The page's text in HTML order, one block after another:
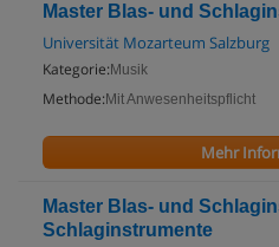
Master Blas- und
Universität Mozarteum Salzburg
Kategorie: Musik
Methode: Mit Anwesenheitspflicht
Mehr
Master Blas- und
Schlaginstrumente